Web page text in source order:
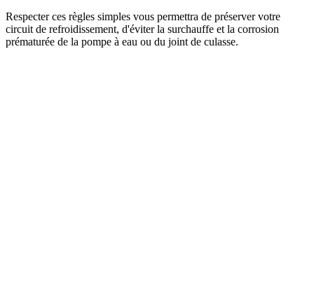
Respecter ces règles simples vous permettra de préserver votre
circuit de refroidissement, d'éviter la surchauffe et la corrosion
prématurée de la pompe à eau ou du joint de culasse.